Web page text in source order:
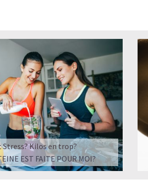
Stress? Kilos en trop?
EST FAITE POUR MOI?